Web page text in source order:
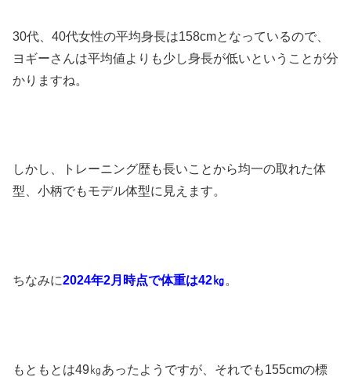
30代、40代女性の平均身長は158cmとなっているので、
ヨギーさんは平均値よりも少し身長が低いということが分
かりますね。
しかし、トレーニング歴も長いことから均一の取れた体
型、小柄でもモデル体型に見えます。
ちなみに2024年2月時点で体重は42㎏。
もともとは49㎏あったようですが、それでも155cmの標